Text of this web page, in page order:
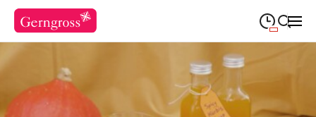
Suche schließen
Montag
09:30
Dienstag
DIENSTAG 09:30 —19:00